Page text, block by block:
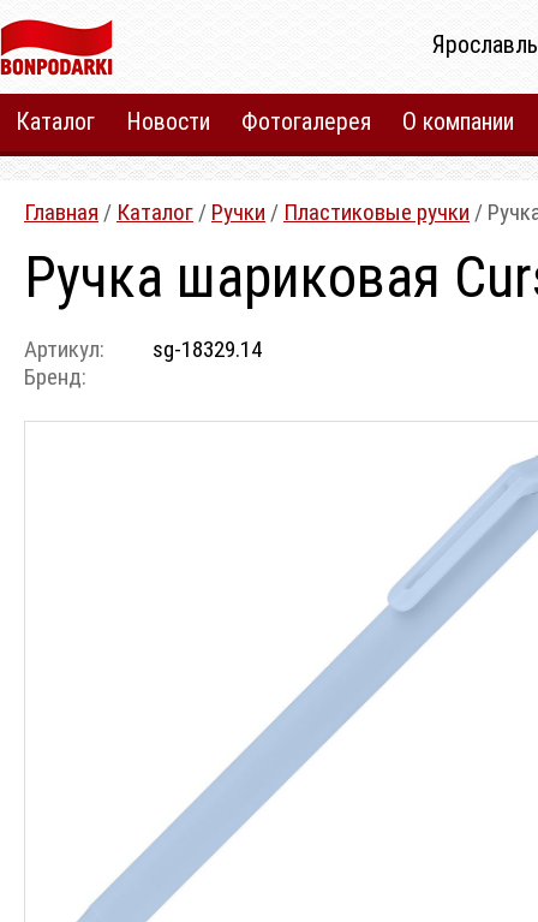
Каталог Новости Фотогалерея О компании
Главная / Каталог / Ручки / Пластиковые ручки /
Ручка шариковая
Артикул:
Бренд:
sg-18329.14